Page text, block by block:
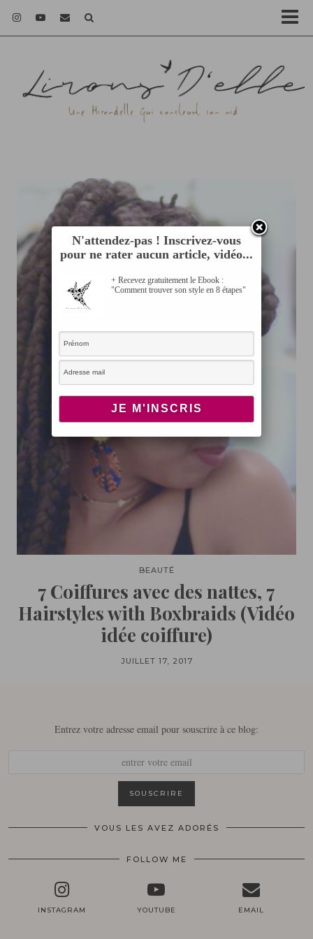
BEAUTÉ
7 Coiffures avec des nattes, 7
Hairstyles with Boxbraids (Vidéo
idée coiffure)
JUILLET 17, 2017
Entrez votre adresse email pour souscrire à ce blog:
VOUS LES AVEZ ADORÉS
FOLLOW ME
INSTAGRAM YOUTUBE EMAIL
N'attendez-pas ! Inscrivez-vous
pour ne rater aucun article, vidéo...
+ Recevez gratuitement le Ebook :
"Comment trouver son style en 8 étapes"